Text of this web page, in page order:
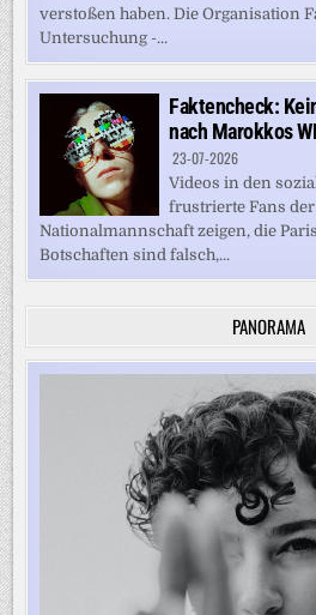
verstoßen haben. Die Organisation
Untersuchung -...
Faktencheck:
nach Marokkos
23-07-2026
Videos in den
frustrierte Fans
Nationalmannschaft zeigen, die
Botschaften sind falsch,...
PANORAMA